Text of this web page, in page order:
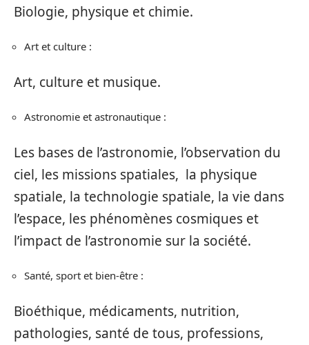
Biologie, physique et chimie.
Art et culture :
Art, culture et musique.
Astronomie et astronautique :
Les bases de l’astronomie, l’observation du
ciel, les missions spatiales, la physique
spatiale, la technologie spatiale, la vie dans
l’espace, les phénomènes cosmiques et
l’impact de l’astronomie sur la société.
Santé, sport et bien-être :
Bioéthique, médicaments, nutrition,
pathologies, santé de tous, professions,